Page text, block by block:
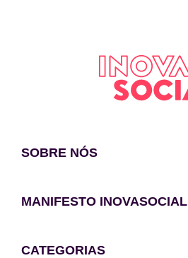
SOBRE NÓS
MANIFESTO INOVASOCIAL
CATEGORIAS